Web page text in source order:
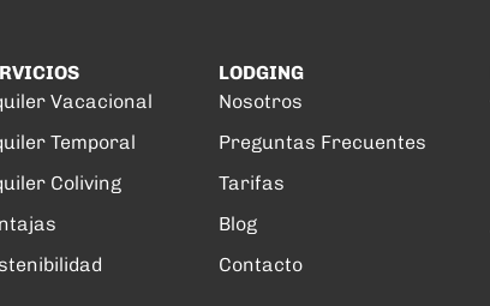
Vacacional
Temporal
Coliving
LODGING
Nosotros
Preguntas Frecuentes
Tarifas
Blog
Contacto